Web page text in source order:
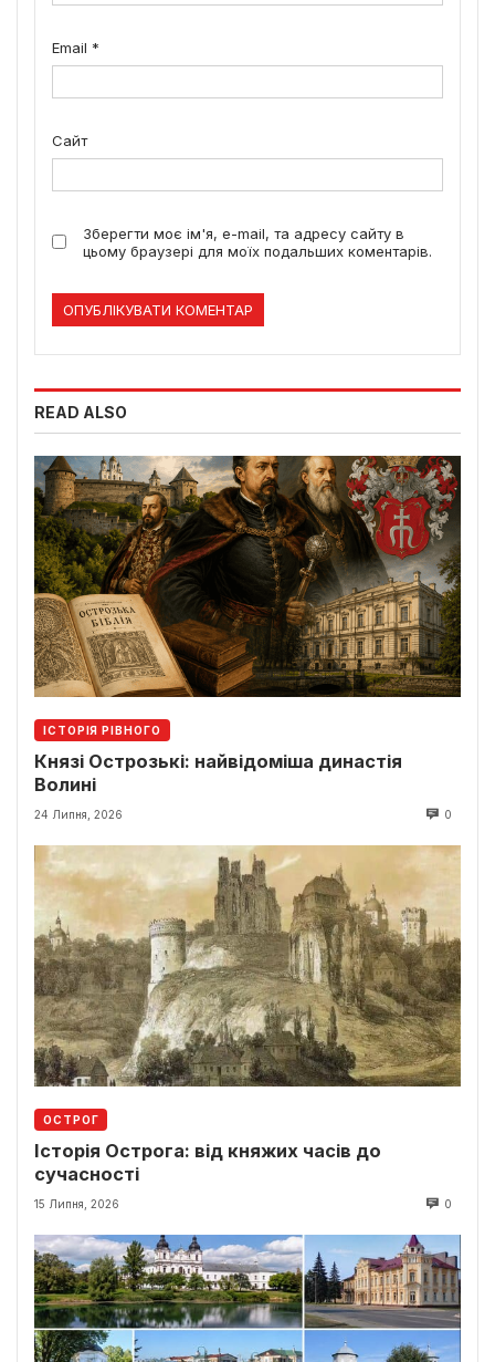
Email *
Сайт
Зберегти моє ім'я, e-mail, та адресу сайту в
цьому браузері для моїх подальших коментарів.
READ ALSO
ІСТОРІЯ РІВНОГО
Князі Острозькі: найвідоміша династія
Волині
24 Липня, 2026 0
ОСТРОГ
Історія Острога: від княжих часів до
сучасності
15 Липня, 2026 0